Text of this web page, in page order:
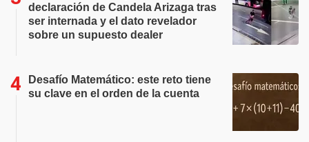
declaración de Candela Arizaga tras
ser internada y el dato revelador
sobre un supuesto dealer
Desafío Matemático: este reto tiene
su clave en el orden de la cuenta